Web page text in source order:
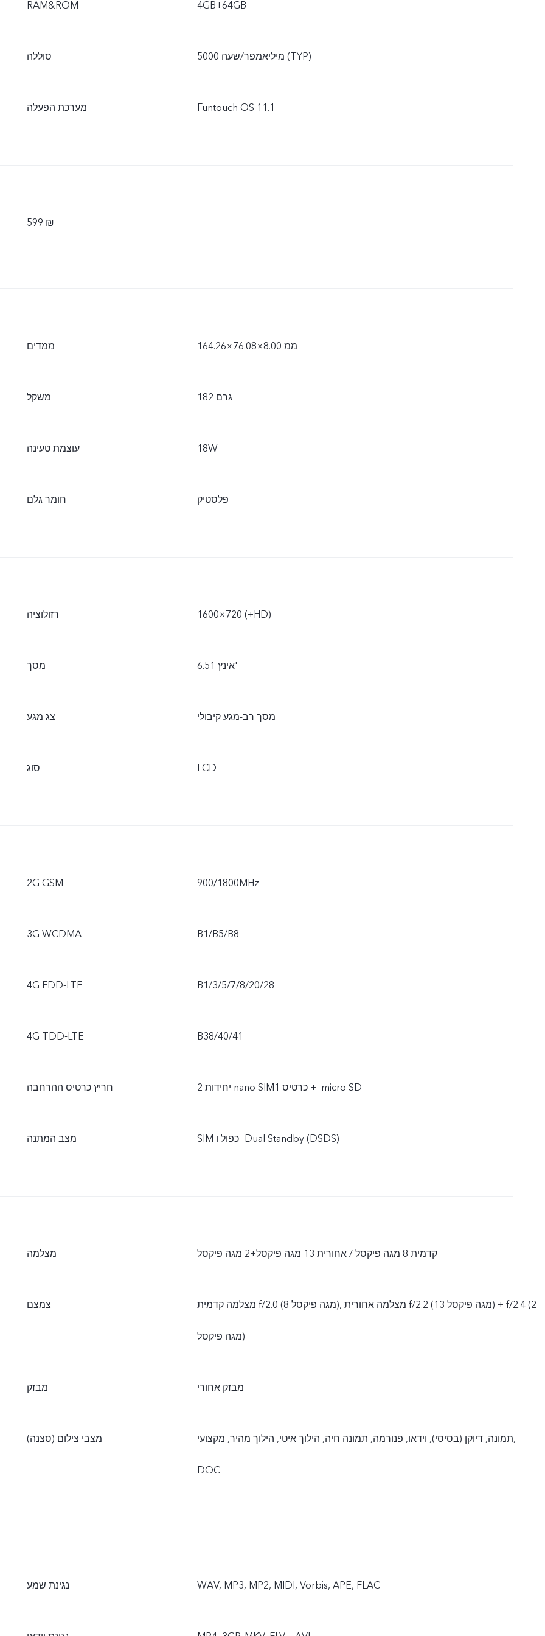
RAM&ROM 4GB+64GB
סוללה 5000 מיליאמפר/שעה (TYP)
מערכת הפעלה Funtouch OS 11.1
599 ₪
ממדים 164.26×76.08×8.00 ממ
משקל 182 גרם
עוצמת טעינה 18W
חומר גלם פלסטיק
רזולוציה ‎1600×720‏ (+HD)
מסך 6.51 אינץ'
צג מגע מסך רב-מגע קיבולי
סוג LCD
2G GSM 900/1800MHz
3G WCDMA B1/B5/B8
4G FDD-LTE B1/3/5/7/8/20/28
4G TDD-LTE B38/40/41
חריץ כרטיס ההרחבה 2 יחידות nano SIM‏ + כרטיס 1 micro SD
מצב המתנה SIM כפול ו- Dual Standby ‏(DSDS)
מצלמה קדמית 8 מגה פיקסל / אחורית 13 מגה פיקסל+2 מגה פיקסל
צמצם מצלמה קדמית f/2.0 (8 מגה פיקסל), מצלמה אחורית f/2.2 (13 מגה פיקסל) + f/2.4 (2
מגה פיקסל)
מבזק מבזק אחורי
מצבי צילום (סצנה) תמונה, דיוקן (בסיסי), וידאו, פנורמה, תמונה חיה, הילוך איטי, הילוך מהיר, מקצועי,
DOC
נגינת שמע WAV, MP3, MP2, MIDI, Vorbis, APE, FLAC